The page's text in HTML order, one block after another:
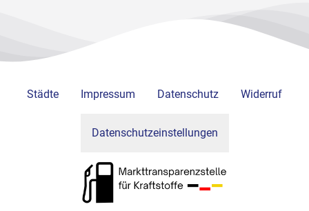
Städte Impressum Datenschutz Widerruf
Datenschutzeinstellungen